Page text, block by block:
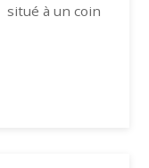
à un coin